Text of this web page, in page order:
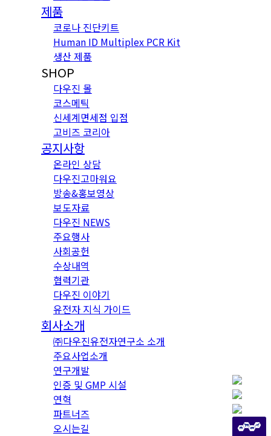
제품
코로나 진단키트
Human ID Multiplex PCR Kit
생산 제품
SHOP
다우진 몰
코스메틱
신세계면세점 입점
고비즈 코리아
공지사항
온라인 상담
다우진고마워요
방송&홍보영상
보도자료
다우진 NEWS
주요행사
사회공헌
수상내역
협력기관
다우진 이야기
유전자 지식 가이드
회사소개
㈜다우진유전자연구소 소개
주요사업소개
연구개발
인증 및 GMP 시설
연혁
파트너즈
오시는길